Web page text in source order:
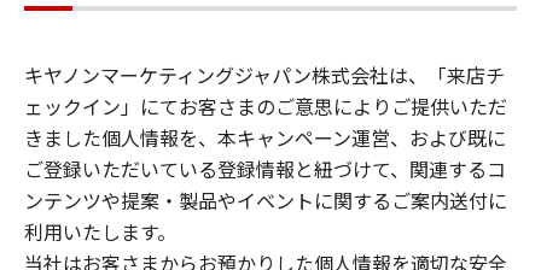
キヤノンマーケティングジャパン株式会社は、「来店チ
ェックイン」にてお客さまのご意思によりご提供いただ
きました個人情報を、本キャンペーン運営、および既に
ご登録いただいている登録情報と紐づけて、関連するコ
ンテンツや提案・製品やイベントに関するご案内送付に
利用いたします。
当社はお客さまからお預かりした個人情報を適切な安全